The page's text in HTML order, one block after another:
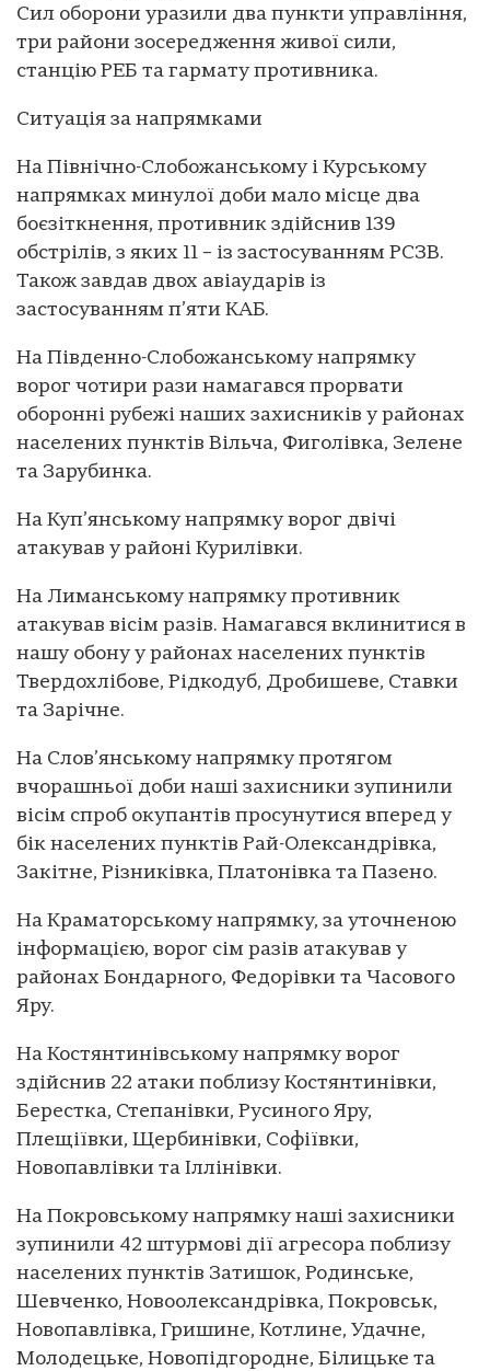
Сил оборони уразили два пункти управління,
три райони зосередження живої сили,
станцію РЕБ та гармату противника.
Ситуація за напрямками
На Північно-Слобожанському і Курському
напрямках минулої доби мало місце два
боєзіткнення, противник здійснив 139
обстрілів, з яких 11 – із застосуванням РСЗВ.
Також завдав двох авіаударів із
застосуванням п’яти КАБ.
На Південно-Слобожанському напрямку
ворог чотири рази намагався прорвати
оборонні рубежі наших захисників у районах
населених пунктів Вільча, Фиголівка, Зелене
та Зарубинка.
На Куп’янському напрямку ворог двічі
атакував у районі Курилівки.
На Лиманському напрямку противник
атакував вісім разів. Намагався вклинитися в
нашу обону у районах населених пунктів
Твердохлібове, Рідкодуб, Дробишеве, Ставки
та Зарічне.
На Слов’янському напрямку протягом
вчорашньої доби наші захисники зупинили
вісім спроб окупантів просунутися вперед у
бік населених пунктів Рай-Олександрівка,
Закітне, Різниківка, Платонівка та Пазено.
На Краматорському напрямку, за уточненою
інформацією, ворог сім разів атакував у
районах Бондарного, Федорівки та Часового
Яру.
На Костянтинівському напрямку ворог
здійснив 22 атаки поблизу Костянтинівки,
Берестка, Степанівки, Русиного Яру,
Плещіївки, Щербинівки, Софіївки,
Новопавлівки та Іллінівки.
На Покровському напрямку наші захисники
зупинили 42 штурмові дії агресора поблизу
населених пунктів Затишок, Родинське,
Шевченко, Новоолександрівка, Покровськ,
Новопавлівка, Гришине, Котлине, Удачне,
Молодецьке, Новопідгородне, Білицьке та